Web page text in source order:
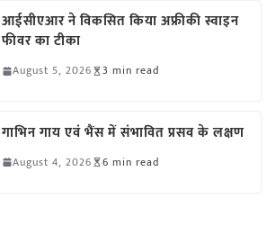
आईसीएआर ने विकसित किया अफ्रीकी स्वाइन
फीवर का टीका
August 5, 2026 3 min read
गाभिन गाय एवं भैंस में संभावित प्रसव के लक्षण
August 4, 2026 6 min read